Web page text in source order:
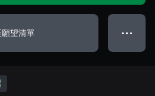
望清單 ● ● ●